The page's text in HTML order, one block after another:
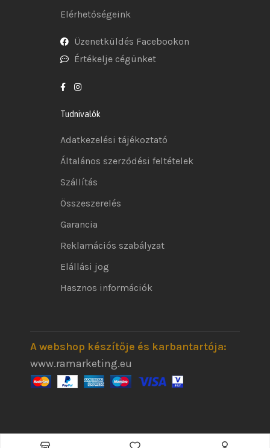
Elérhetőségeink
Üzenetküldés Facebookon
Értékelje cégünket
Tudnivalók
Adatkezelési tájékoztató
Általános szerződési feltételek
Szállítás
Összeszerelés
Garancia
Reklamációs szabályzat
Elállási jog
Hasznos információk
A webshop készítője és karbantartója:
www.ramarketing.eu